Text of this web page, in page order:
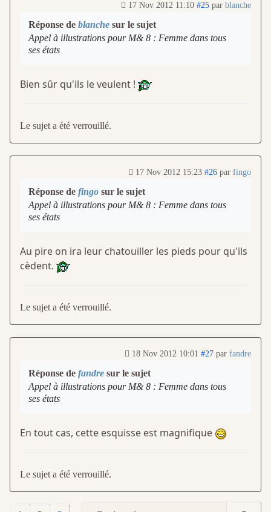
17 Nov 2012 11:10 #25 par blanche
Réponse de blanche sur le sujet
Appel à illustrations pour M& 8 : Femme dans tous
ses états
Bien sûr qu'ils le veulent !
Le sujet a été verrouillé.
17 Nov 2012 15:23 #26 par fingo
Réponse de fingo sur le sujet
Appel à illustrations pour M& 8 : Femme dans tous
ses états
Au pire on ira leur chatouiller les pieds pour qu'ils
cèdent.
Le sujet a été verrouillé.
18 Nov 2012 10:01 #27 par fandre
Réponse de fandre sur le sujet
Appel à illustrations pour M& 8 : Femme dans tous
ses états
En tout cas, cette esquisse est magnifique
Le sujet a été verrouillé.